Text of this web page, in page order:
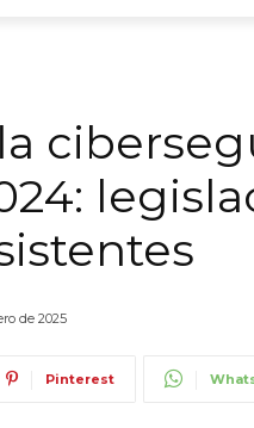
de 2025
Pinterest